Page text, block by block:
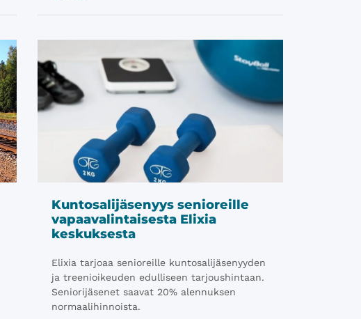
Kuntosalijäsenyys senioreille
vapaavalintaisesta Elixia
keskuksesta
Elixia tarjoaa senioreille kuntosalijäsenyyden
ja treenioikeuden edulliseen tarjoushintaan.
Seniorijäsenet saavat 20% alennuksen
normaalihinnoista.